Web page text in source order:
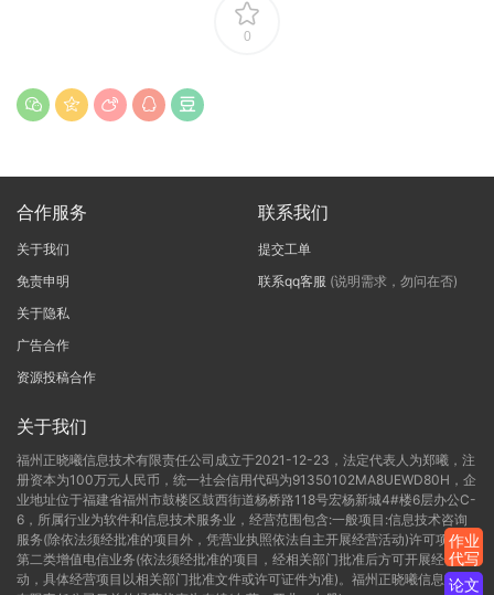
0
合作服务
关于我们
免责申明
关于隐私
广告合作
资源投稿合作
联系我们
提交工单
联系qq客服 (说明需求，勿问在否)
关于我们
福州正晓曦信息技术有限责任公司成立于2021-12-23，法定代表人为郑曦，注
册资本为100万元人民币，统一社会信用代码为91350102MA8UEWD80H，企
业地址位于福建省福州市鼓楼区鼓西街道杨桥路118号宏杨新城4#楼6层办公C-
6，所属行业为软件和信息技术服务业，经营范围包含:一般项目:信息技术咨询
服务(除依法须经批准的项目外，凭营业执照依法自主开展经营活动)许可项目:
第二类增值电信业务(依法须经批准的项目，经相关部门批准后方可开展经营活
动，具体经营项目以相关部门批准文件或许可证件为准)。福州正晓曦信息技术
作业
代写
论文